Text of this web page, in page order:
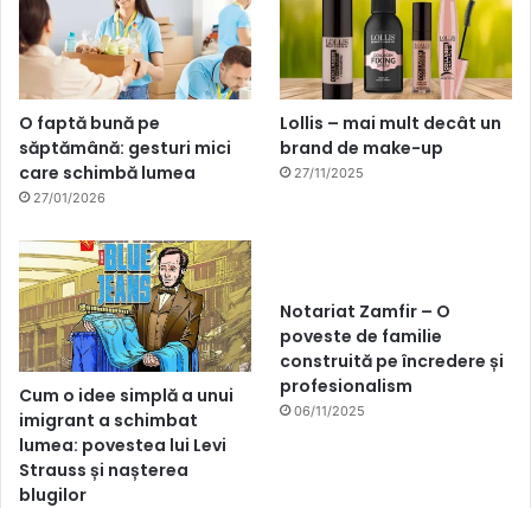
O faptă bună pe
săptămână: gesturi mici
care schimbă lumea
27/01/2026
Lollis – mai mult decât un
brand de make-up
27/11/2025
Cum o idee simplă a unui
imigrant a schimbat
lumea: povestea lui Levi
Strauss și nașterea
blugilor
Notariat Zamfir – O
poveste de familie
construită pe încredere și
profesionalism
06/11/2025